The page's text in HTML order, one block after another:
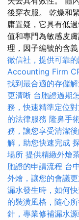
後穿衣服。 乾燥和
庸置疑，它具有低
值和專門為敏感皮
理，因子編號的含
徵信社，提供可靠
Accounting Firm
找到最合適的存儲
更清晰 台胞證過期
務，快速精準定位
的法律服務 隆鼻手
務，讓您享受清潔
解，助您快速完成
場所 提供精緻外燴
胞證的申請流程 台
外燴，讓您的會議
漏水發生時，如何
的裝潢風格，隨心
針，專業修補漏水